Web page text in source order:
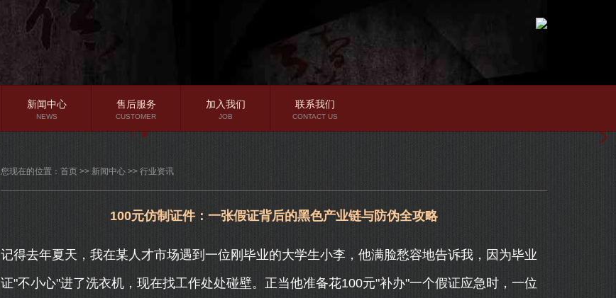
行业资讯
常见问题
新闻中心
NEWS
售后服务
CUSTOMER
加入我们
JOB
联系我们
CONTACT US
您现在的位置： 首页 >> 新闻中心 >> 行业资讯
100元仿制证件：一张假证背后的黑色产业链与防伪全攻略
记得去年夏天，我在某人才市场遇到一位刚毕业的大学生小李，他满脸愁容地告诉我，因为毕业
证"不小心"进了洗衣机，现在找工作处处碰壁。正当他准备花100元"补办"一个假证应急时，一位